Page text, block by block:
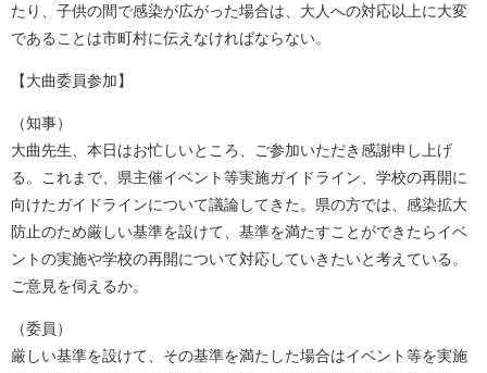
たり、子供の間で感染が広がった場合は、大人への対応以上に大変
であることは市町村に伝えなければならない。
【大曲委員参加】
（知事）
大曲先生、本日はお忙しいところ、ご参加いただき感謝申し上げ
る。これまで、県主催イベント等実施ガイドライン、学校の再開に
向けたガイドラインについて議論してきた。県の方では、感染拡大
防止のため厳しい基準を設けて、基準を満たすことができたらイベ
ントの実施や学校の再開について対応していきたいと考えている。
ご意見を伺えるか。
（委員）
厳しい基準を設けて、その基準を満たした場合はイベント等を実施